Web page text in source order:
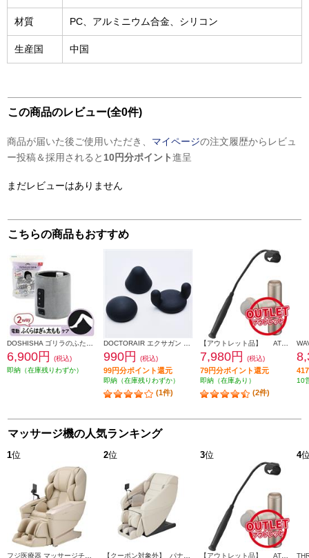
材質 PC、アルミニウム合金、シリコン
生産国 中国
この商品のレビュー(全0件)
商品が届いた後ご使用いただき、 マイページの注文履歴からレビュ
ー投稿＆採用されると 10円分ポイント進呈
まだレビューはありません
こちらの商品もおすすめ
6,900円
(税込)
即納（在庫残りわずか）
990円 (税込)
99円分ポイント還元
即納（在庫残りわずか）
(1件)
7,980円 (税込)
79円分ポイント還元
即納（在庫あり）
(2件)
10
マッサージ機の人気ランキング
1位 2位 3位 4